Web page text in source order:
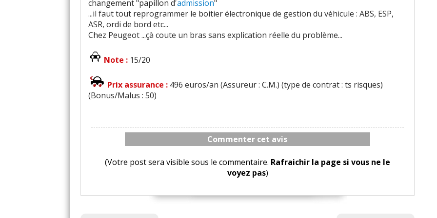
changement "papillon d'admission"
...il faut tout reprogrammer le boitier électronique de gestion du véhicule : ABS, ESP,
ASR, ordi de bord etc...
Chez Peugeot ...çà coute un bras sans explication réelle du problème...
Note : 15/20
Prix assurance : 496 euros/an (Assureur : C.M.) (type de contrat : ts risques)
(Bonus/Malus : 50)
Commenter cet avis
(Votre post sera visible sous le commentaire. Rafraichir la page si vous ne le
voyez pas)